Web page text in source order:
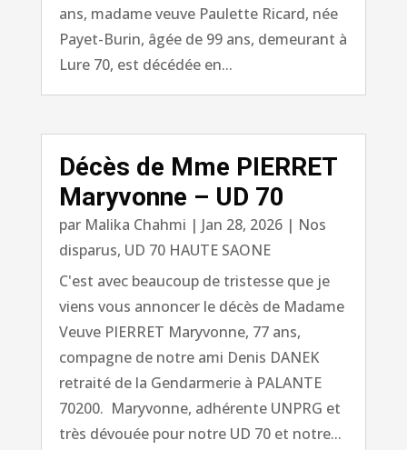
ans, madame veuve Paulette Ricard, née
Payet-Burin, âgée de 99 ans, demeurant à
Lure 70, est décédée en...
Décès de Mme PIERRET
Maryvonne – UD 70
par Malika Chahmi | Jan 28, 2026| Nos
disparus, UD 70 HAUTE SAONE
C'est avec beaucoup de tristesse que je
viens vous annoncer le décès de Madame
Veuve PIERRET Maryvonne, 77 ans,
compagne de notre ami Denis DANEK
retraité de la Gendarmerie à PALANTE
70200. Maryvonne, adhérente UNPRG et
très dévouée pour notre UD 70 et notre...